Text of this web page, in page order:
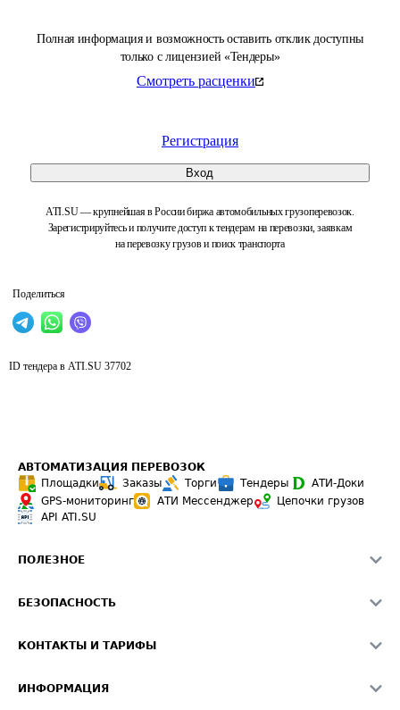
Полная информация и возможность оставить отклик доступны
только с лицензией «Тендеры»
Смотреть расценки
Регистрация
Вход
ATI.SU — крупнейшая в России биржа автомобильных грузоперевозок.
Зарегистрируйтесь и получите доступ к тендерам на перевозки, заявкам
на перевозку грузов и поиск транспорта
Поделиться
ID тендера в ATI.SU 37702
АВТОМАТИЗАЦИЯ ПЕРЕВОЗОК
Площадки
Заказы Торги Тендеры
АТИ-Доки
GPS-мониторинг
АТИ Мессенджер
Цепочки грузов
API ATI.SU
ПОЛЕЗНОЕ
Звезды ATI.SU на вашем сайте
Средние ставки
БЕЗОПАСНОСТЬ
Светофор+
КОНТАКТЫ И ТАРИФЫ
ИНФОРМАЦИЯ